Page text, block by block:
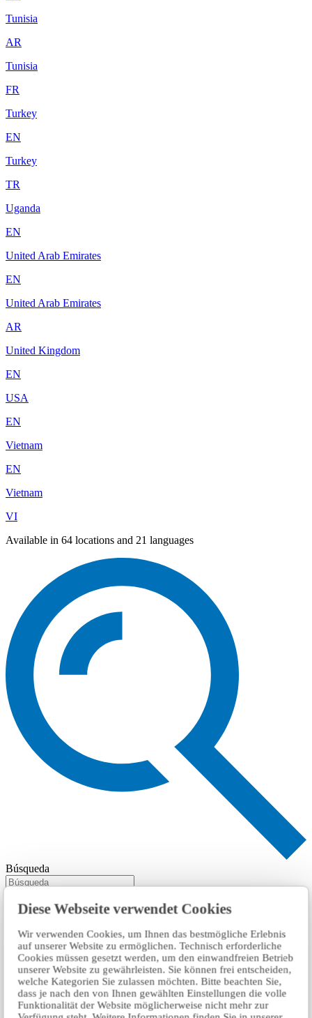
Diese Webseite verwendet Cookies
Wir verwenden Cookies, um Ihnen das bestmögliche Erlebnis
auf unserer Website zu ermöglichen. Technisch erforderliche
Cookies müssen gesetzt werden, um den einwandfreien Betrieb
unserer Website zu gewährleisten. Sie können frei entscheiden,
welche Kategorien Sie zulassen möchten. Bitte beachten Sie,
dass je nach den von Ihnen gewählten Einstellungen die volle
Funktionalität der Website möglicherweise nicht mehr zur
Tunisia
AR
Tunisia
FR
Turkey
EN
Turkey
TR
Uganda
EN
United Arab Emirates
EN
United Arab Emirates
AR
United Kingdom
EN
USA
EN
Vietnam
EN
Vietnam
VI
Available in 64 locations and 21 languages
Búsqueda